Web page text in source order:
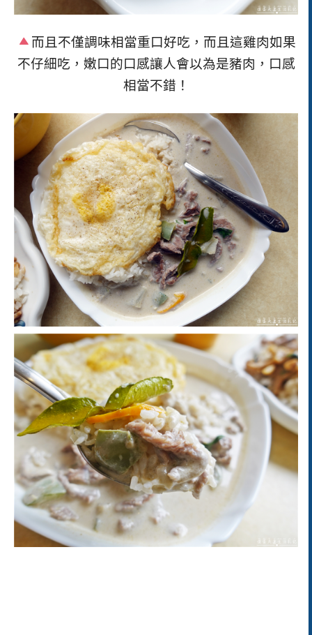
而且不僅調味相當重口好吃，而且這雞肉如果
不仔細吃，嫩口的口感讓人會以為是豬肉，口感
相當不錯！